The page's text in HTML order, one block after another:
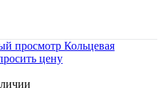
просмотр Кольцевая
цену